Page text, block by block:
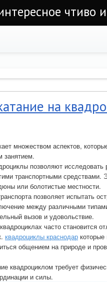
чтиво
на
множеством аспектов,
занятием.
позволяют исследовать
транспортными средствами.
или болотистые местности.
позволяет испытать
между различными
вызов и удовольствие.
часто становится
квадроциклы краснодар которые
общением на природе и
квадроциклом требует
и силы.